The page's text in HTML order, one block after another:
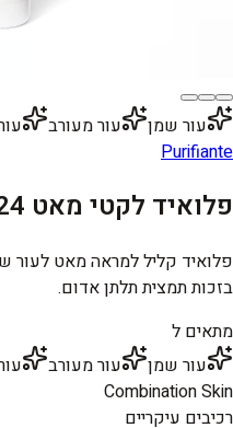
עור שמן עור מעורב
Purifiante
פלואיד לקטי מאט 24 שעות
פלואיד קליל למראה מאט לעור
בזכות תמצית תלתן אדום.
מתאים ל
עור שמן
עור מעורב
Combination Skin
רכיבים עיקריים